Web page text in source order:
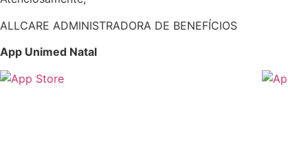
ALLCARE ADMINISTRADORA DE BENEFÍCIOS
App Unimed Natal